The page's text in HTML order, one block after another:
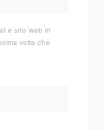
e sito web in
volta che